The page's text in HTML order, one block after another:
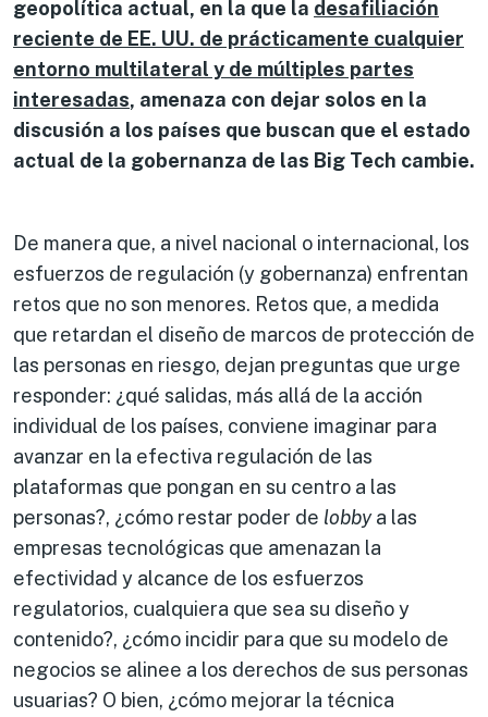
geopolítica actual, en la que la desafiliación
reciente de EE. UU. de prácticamente cualquier
entorno multilateral y de múltiples partes
interesadas, amenaza con dejar solos en la
discusión a los países que buscan que el estado
actual de la gobernanza de las Big Tech cambie.
De manera que, a nivel nacional o internacional, los
esfuerzos de regulación (y gobernanza) enfrentan
retos que no son menores. Retos que, a medida
que retardan el diseño de marcos de protección de
las personas en riesgo, dejan preguntas que urge
responder: ¿qué salidas, más allá de la acción
individual de los países, conviene imaginar para
avanzar en la efectiva regulación de las
plataformas que pongan en su centro a las
personas?, ¿cómo restar poder de lobbya las
empresas tecnológicas que amenazan la
efectividad y alcance de los esfuerzos
regulatorios, cualquiera que sea su diseño y
contenido?, ¿cómo incidir para que su modelo de
negocios se alinee a los derechos de sus personas
usuarias? O bien, ¿cómo mejorar la técnica